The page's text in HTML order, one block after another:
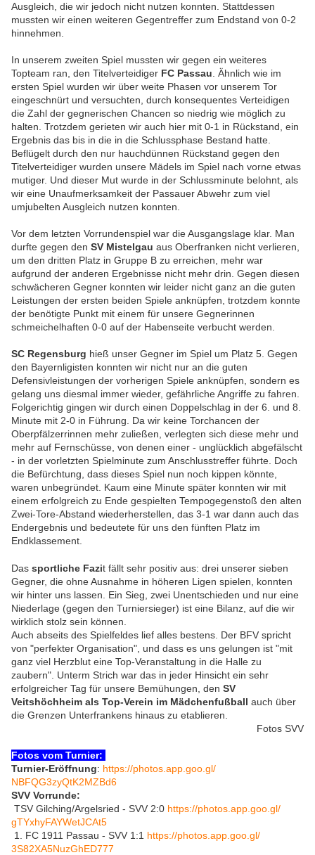
Ausgleich, die wir jedoch nicht nutzen konnten. Stattdessen
mussten wir einen weiteren Gegentreffer zum Endstand von 0-2
hinnehmen.
In unserem zweiten Spiel mussten wir gegen ein weiteres
Topteam ran, den Titelverteidiger FC Passau . Ähnlich wie im
ersten Spiel wurden wir über weite Phasen vor unserem Tor
eingeschnürt und versuchten, durch konsequentes Verteidigen
die Zahl der gegnerischen Chancen so niedrig wie möglich zu
halten. Trotzdem gerieten wir auch hier mit 0-1 in Rückstand, ein
Ergebnis das bis in die in die Schlussphase Bestand hatte.
Beflügelt durch den nur hauchdünnen Rückstand gegen den
Titelverteidiger wurden unsere Mädels im Spiel nach vorne etwas
mutiger. Und dieser Mut wurde in der Schlussminute belohnt, als
wir eine Unaufmerksamkeit der Passauer Abwehr zum viel
umjubelten Ausgleich nutzen konnten.
Vor dem letzten Vorrundenspiel war die Ausgangslage klar. Man
durfte gegen den SV Mistelgau aus Oberfranken nicht verlieren,
um den dritten Platz in Gruppe B zu erreichen, mehr war
aufgrund der anderen Ergebnisse nicht mehr drin. Gegen diesen
schwächeren Gegner konnten wir leider nicht ganz an die guten
Leistungen der ersten beiden Spiele anknüpfen, trotzdem konnte
der benötigte Punkt mit einem für unsere Gegnerinnen
schmeichelhaften 0-0 auf der Habenseite verbucht werden.
SC Regensburg hieß unser Gegner im Spiel um Platz 5. Gegen
den Bayernligisten konnten wir nicht nur an die guten
Defensivleistungen der vorherigen Spiele anknüpfen, sondern es
gelang uns diesmal immer wieder, gefährliche Angriffe zu fahren.
Folgerichtig gingen wir durch einen Doppelschlag in der 6. und 8.
Minute mit 2-0 in Führung. Da wir keine Torchancen der
Oberpfälzerrinnen mehr zuließen, verlegten sich diese mehr und
mehr auf Fernschüsse, von denen einer - unglücklich abgefälscht
- in der vorletzten Spielminute zum Anschlusstreffer führte. Doch
die Befürchtung, dass dieses Spiel nun noch kippen könnte,
waren unbegründet. Kaum eine Minute später konnten wir mit
einem erfolgreich zu Ende gespielten Tempogegenstoß den alten
Zwei-Tore-Abstand wiederherstellen, das 3-1 war dann auch das
Endergebnis und bedeutete für uns den fünften Platz im
Endklassement.
Das sportliche Fazit fällt sehr positiv aus: drei unserer sieben
Gegner, die ohne Ausnahme in höheren Ligen spielen, konnten
wir hinter uns lassen. Ein Sieg, zwei Unentschieden und nur eine
Niederlage (gegen den Turniersieger) ist eine Bilanz, auf die wir
wirklich stolz sein können.
Auch abseits des Spielfeldes lief alles bestens. Der BFV spricht
von "perfekter Organisation", und dass es uns gelungen ist "mit
ganz viel Herzblut eine Top-Veranstaltung in die Halle zu
zaubern". Unterm Strich war das in jeder Hinsicht ein sehr
erfolgreicher Tag für unsere Bemühungen, den SV
Veitshöchheim als Top-Verein im Mädchenfußball auch über
die Grenzen Unterfrankens hinaus zu etablieren.
Fotos SVV
Fotos vom Turnier:
Turnier-Eröffnung: https://photos.app.goo.gl/
NBFQG3zyQtK2MZBd6
SVV Vorrunde:
TSV Gilching/Argelsried - SVV 2:0 https://photos.app.goo.gl/
gTYxhyFAYWetJCAt5
1. FC 1911 Passau - SVV 1:1 https://photos.app.goo.gl/
3S82XA5NuzGhED777